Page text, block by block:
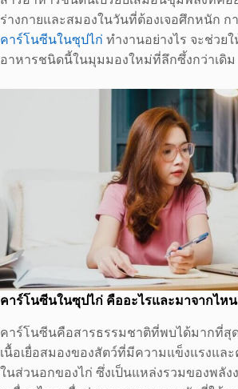
ร่างกายและสมองในวันที่ต้องเจอศึกหนัก ก
คาร์โนซีนในซุปไก่ ทำงานอย่างไร จะช่วย
อาหารชนิดนี้ในมุมมองใหม่ที่ลึกซึ้งกว่าเดิม
คาร์โนซีนในซุปไก่ คืออะไรและมาจากไหน
คาร์โนซีนคือสารธรรมชาติที่พบได้มากที่สุ
เนื้อเยื่อสมองของสัตว์ที่มีความแข็งแรงและ
ในส่วนอกของไก่ ซึ่งเป็นแหล่งรวมของพลัง